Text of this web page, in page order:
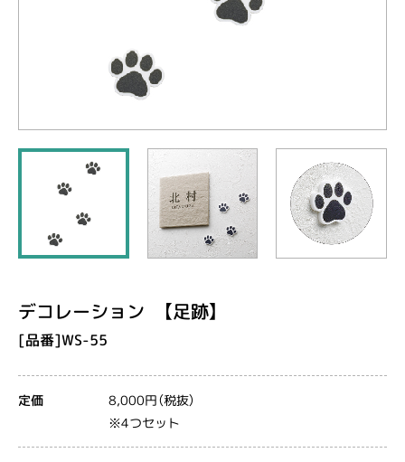
デコレーション 【足跡】
[品番]WS-55
定価 8,000円（税抜）
※4つセット